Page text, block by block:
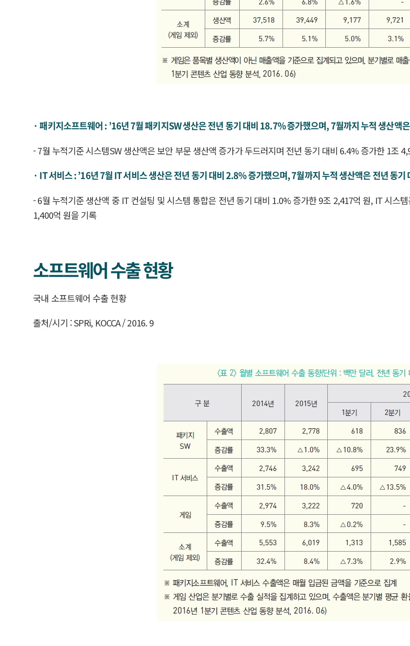
· 패키지소프트웨어 : ’16년 7월 패키지SW 생산은 전년 동기 대비 18.7% 증가했으며, 7월까지 누적 생산
- 7월 누적기준 시스템SW 생산액은 보안 부문 생산액 증가가 두드러지며 전년 동기 대비 6.4% 증가한 1조
· IT 서비스 : ’16년 7월 IT 서비스 생산은 전년 동기 대비 2.8% 증가했으며, 7월까지 누적 생산액은 전년 동
- 6월 누적기준 생산액 중 IT 컨설팅 및 시스템 통합은 전년 동기 대비 1.0% 증가한 9조 2,417억 원, IT 시스
1,400억 원을 기록
소프트웨어 수출 현황
국내 소프트웨어 수출 현황
출처/시기 : SPRi, KOCCA / 2016. 9